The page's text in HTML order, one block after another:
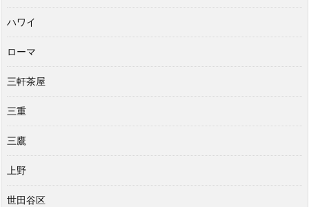
ハワイ
ローマ
三軒茶屋
三重
三鷹
上野
世田谷区